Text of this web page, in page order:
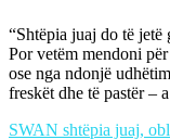
“Shtëpia juaj do të
Por vetëm mendoni
ose nga ndonjë
freskët dhe të pastër –
SWAN shtëpia juaj,